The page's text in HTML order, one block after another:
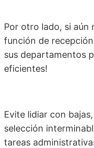
Por otro lado, si aún
función de
sus departamentos
eficientes!
Evite lidiar con
selección
tareas